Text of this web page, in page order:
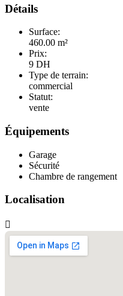
Détails
Surface:
460.00 m²
Prix:
9 DH
Type de terrain:
commercial
Statut:
vente
Équipements
Garage
Sécurité
Chambre de rangement
Localisation